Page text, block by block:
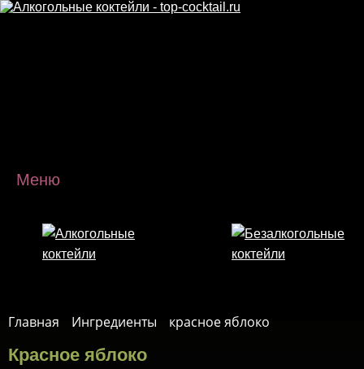
Перейти к основному содержанию
Меню
Главная Ингредиенты красное яблоко
Красное яблоко